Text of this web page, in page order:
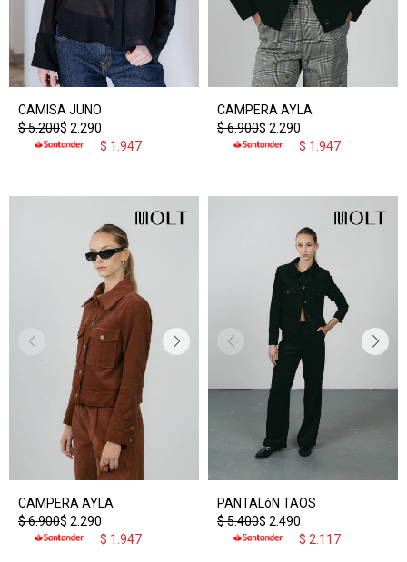
CAMISA JUNO
$ 2.290
$5.200
$ 1.947
CAMPERA AYLA
$ 2.290
$6.900
$ 1.947
CAMPERA AYLA
$ 2.290
$6.900
$ 1.947
PANTALóN TAOS
$ 2.490
$5.400
$ 2.117